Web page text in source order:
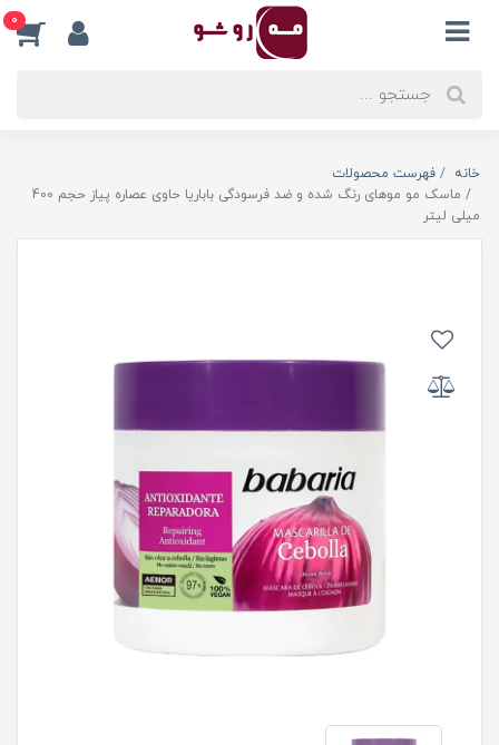
0
خانه
فهرست محصولات
ماسک مو موهای رنگ شده و ضد فرسودگی باباریا حاوی عصاره پیاز حجم 400
میلی لیتر